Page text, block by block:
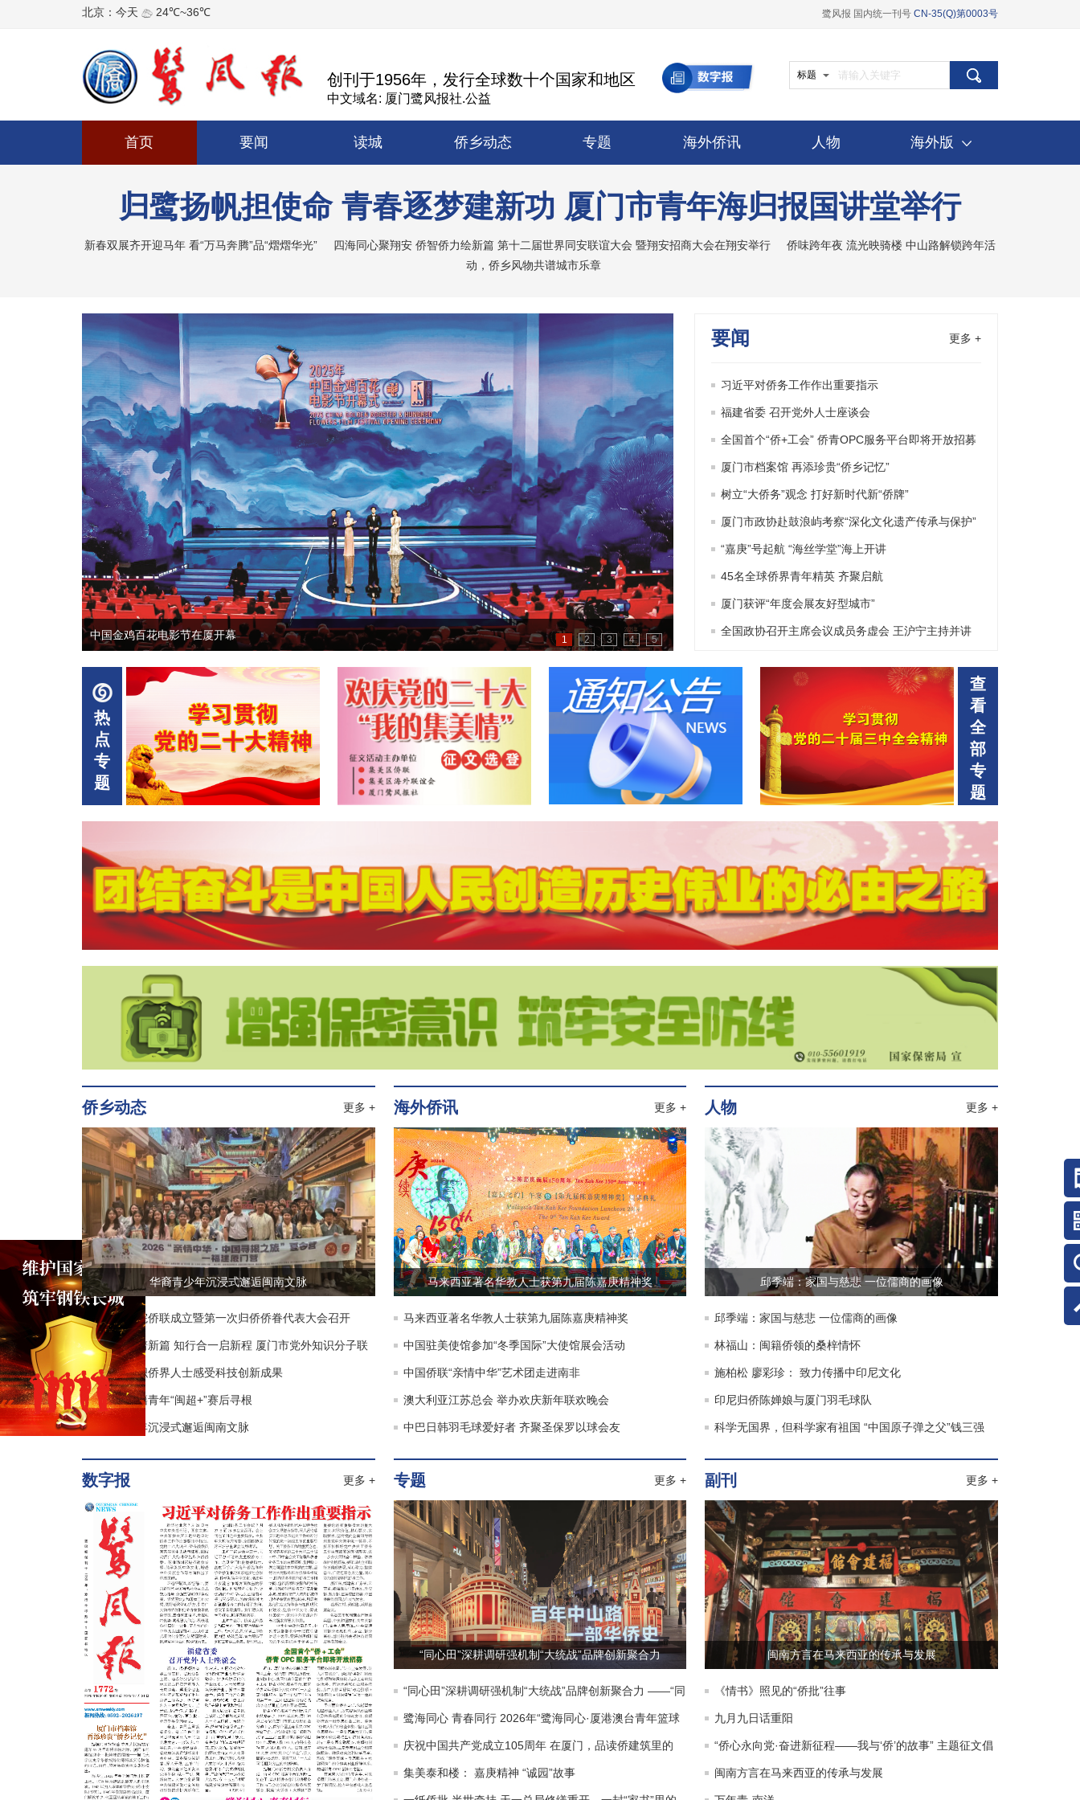
鹭风报 国内统一刊号 CN-35(Q)第0003号
创刊于1956年，发行全球数十个国家和地区
中文域名: 厦门鹭风报社.公益
标题
首页 要闻 读城 侨乡动态 专题 海外侨讯 人物 海外版
归鹭扬帆担使命 青春逐梦建新功 厦门市青年海归报国讲堂举行
新春双展齐开迎马年 看“万马奔腾”品“熠熠华光” 四海同心聚翔安 侨智侨力绘新篇 第十二届世界同安联谊大会 暨翔安招商大会在翔安举行
侨味跨年夜 流光映骑楼 中山路解锁跨年活
动，侨乡风物共谱城市乐章
中国金鸡百花电影节在厦开幕 文化赋能添活力 同心争先创未来 第二届福建统战文化周暨厦门统战文化月厦门
1 2 3 4 5
更多 +
要闻
习近平对侨务工作作出重要指示
福建省委 召开党外人士座谈会
全国首个“侨+工会” 侨青OPC服务平台即将开放招募
厦门市档案馆 再添珍贵“侨乡记忆”
树立“大侨务”观念 打好新时代新“侨牌”
厦门市政协赴鼓浪屿考察“深化文化遗产传承与保护”
“嘉庚”号起航 “海丝学堂”海上开讲
45名全球侨界青年精英 齐聚启航
厦门获评“年度会展友好型城市”
全国政协召开主席会议成员务虚会 王沪宁主持并讲
热
点
专
题
查
看
全
部
专
题
更多 +
侨乡动态
华裔青少年沉浸式邂逅闽南文脉
厦门工学院侨联成立暨第一次归侨侨眷代表大会召开
同心奋进谱新篇 知行合一启新程 厦门市党外知识分子联
谊会开展“乡村振兴翔安行”主题实践活动
湖里区组织侨界人士感受科技创新成果
阿根廷闽籍青年“闽超+”赛后寻根
华裔青少年沉浸式邂逅闽南文脉
更多 +
海外侨讯
马来西亚著名华教人士获第九届陈嘉庚精神奖
马来西亚著名华教人士获第九届陈嘉庚精神奖
中国驻美使馆参加“冬季国际”大使馆展会活动
中国侨联“亲情中华”艺术团走进南非
澳大利亚江苏总会 举办欢庆新年联欢晚会
中巴日韩羽毛球爱好者 齐聚圣保罗以球会友
更多 +
人物
邱季端：家国与慈悲 一位儒商的画像
邱季端：家国与慈悲 一位儒商的画像
林福山：闽籍侨领的桑梓情怀
施柏松 廖彩珍： 致力传播中印尼文化
印尼归侨陈婵娘与厦门羽毛球队
科学无国界，但科学家有祖国 “中国原子弹之父”钱三强
更多 +
数字报 更多 +
专题
“同心田”深耕调研强机制“大统战”品牌创新聚合力
——“同心厦门”完善大统战工作格局现场专题调研
暨“137”全域实践阶段性成果
“同心田”深耕调研强机制“大统战”品牌创新聚合力 ——“同
心厦门”完善大统战工作格局现场专题调研暨“137”全域实
践阶段性成果
鹭海同心 青春同行 2026年“鹭海同心·厦港澳台青年篮球
邀请赛”活动纪实
庆祝中国共产党成立105周年 在厦门，品读侨建筑里的
红色故事
集美泰和楼： 嘉庚精神 “诚园”故事
更多 +
副刊
闽南方言在马来西亚的传承与发展
《情书》照见的“侨批”往事
九月九日话重阳
“侨心永向党·奋进新征程——我与‘侨’的故事” 主题征文倡
议书
闽南方言在马来西亚的传承与发展